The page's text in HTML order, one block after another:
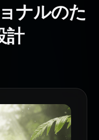
ナルのた
計